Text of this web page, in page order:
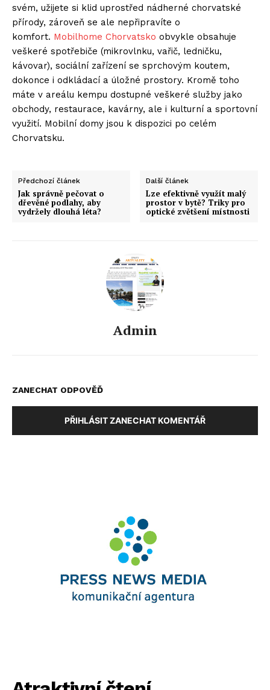
svém, užijete si klid uprostřed nádherné chorvatské
přírody, zároveň se ale nepřipravíte o
komfort. Mobilhome Chorvatsko obvykle obsahuje
veškeré spotřebiče (mikrovlnku, vařič, ledničku,
kávovar), sociální zařízení se sprchovým koutem,
dokonce i odkládací a úložné prostory. Kromě toho
máte v areálu kempu dostupné veškeré služby jako
obchody, restaurace, kavárny, ale i kulturní a sportovní
využití. Mobilní domy jsou k dispozici po celém
Chorvatsku.
Předchozí článek
Jak správně pečovat o
dřevěné podlahy, aby
vydržely dlouhá léta?
Další článek
Lze efektivně využít malý
prostor v bytě? Triky pro
optické zvětšení místnosti
Admin
ZANECHAT ODPOVĚĎ
PŘIHLÁSIT ZANECHAT KOMENTÁŘ